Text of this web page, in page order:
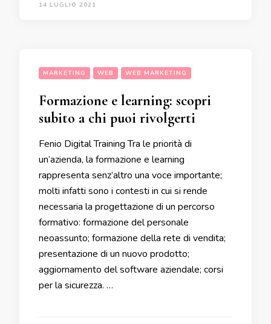
14 LUGLIO 2021
MARKETING WEB WEB MARKETING
Formazione e learning: scopri
subito a chi puoi rivolgerti
Fenio Digital Training Tra le priorità di
un’azienda, la formazione e learning
rappresenta senz’altro una voce importante;
molti infatti sono i contesti in cui si rende
necessaria la progettazione di un percorso
formativo: formazione del personale
neoassunto; formazione della rete di vendita;
presentazione di un nuovo prodotto;
aggiornamento del software aziendale; corsi
per la sicurezza. …